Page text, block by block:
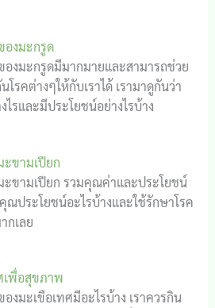
งมะกรูด
งมะกรูดมีมากมายและสามารถช่วย
รคต่างๆให้กับเราได้ เรามาดูกันว่า
ไรและมีประโยชน์อย่างไรบ้าง
ขามเปียก
ขามเปียก รวมคุณค่าและประโยชน์
ประโยชน์อะไรบ้างและใช้รักษาโรค
กเลย
เพื่อสุขภาพ
มะเขือเทศมีอะไรบ้าง เราควรกิน